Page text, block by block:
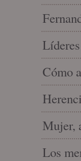
Cómo
Mujer,
Los